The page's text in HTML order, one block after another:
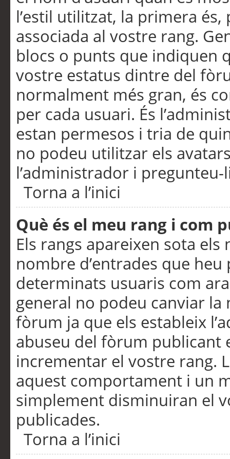
l’estil utilitzat, la primera
associada al vostre rang.
blocs o punts que indiquen
vostre estatus dintre del
normalment més gran, és
per cada usuari. És
estan permesos i tria de
no podeu utilitzar els
l’administrador i pregunteu-
Torna a l’inici
Què és el meu rang i com
Els rangs apareixen sota
nombre d’entrades que
determinats usuaris com
general no podeu canviar
fòrum ja que els estableix
abuseu del fòrum publicant
incrementar el vostre rang.
aquest comportament i un
simplement disminuiran el
publicades.
Torna a l’inici